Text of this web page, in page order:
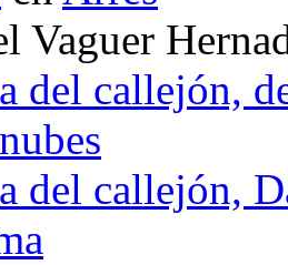
Vaguer
del callejón,
del callejón,